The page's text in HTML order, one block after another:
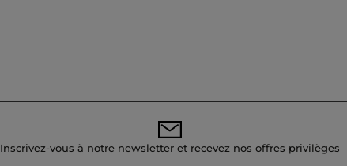
Inscrivez-vous à notre newsletter et recevez nos offres privilèges